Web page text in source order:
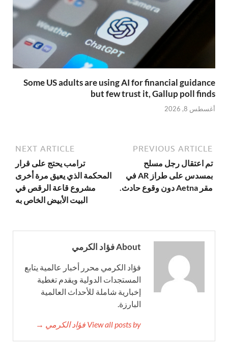
Some US adults are using AI for financial guidance
but few trust it, Gallup poll finds
أغسطس 8, 2026
PREVIOUS ARTICLE
تم اعتقال رجل مسلح
بمسدس على طراز AR في
مقر Aetna دون وقوع حادث.
NEXT ARTICLE
ترامب يحتج على قرار
المحكمة الذي يعيق مرة أخرى
مشروع قاعة الرقص في
البيت الأبيض الخاص به
About فؤاد الكرمي
فؤاد الكرمي محرر أخبار عالمية يتابع
المستجدات الدولية ويقدم تغطية
إخبارية شاملة للأحداث العالمية
البارزة.
View all posts by فؤاد الكرمي →